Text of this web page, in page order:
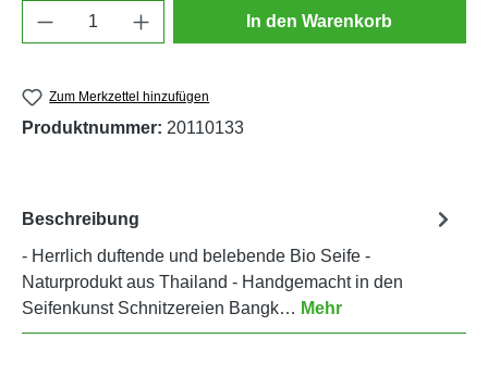
Produkt Anzahl: Gib den gewünschten
In den Warenkorb
Zum Merkzettel hinzufügen
Produktnummer: 20110133
Beschreibung
- Herrlich duftende und belebende Bio Seife -
Naturprodukt aus Thailand - Handgemacht in den
Seifenkunst Schnitzereien Bangk… Mehr